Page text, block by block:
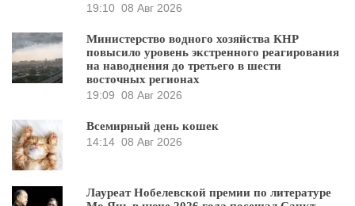
19:10 08 Авг 2026
Министерство водного хозяйства КНР
повысило уровень экстренного реагирования
на наводнения до третьего в шести
восточных регионах
19:09 08 Авг 2026
Всемирный день кошек
14:14 08 Авг 2026
Лауреат Нобелевской премии по литературе